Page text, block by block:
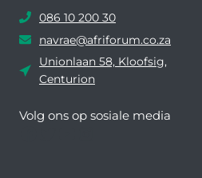
086 10 200 30
navrae@afriforum.co.za
Unionlaan 58, Kloofsig,
Centurion
Volg ons ​​op sosiale media